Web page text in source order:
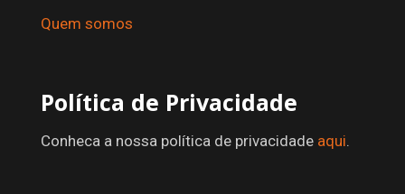
Quem somos
Política de Privacidade
Conheca a nossa política de privacidade aqui.